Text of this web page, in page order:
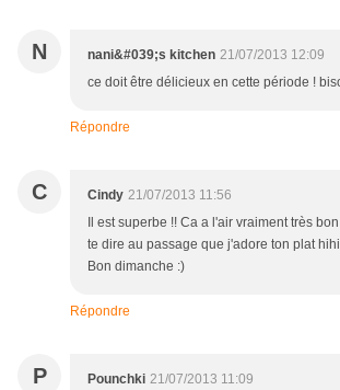
N nani&#039;s kitchen 21/07/2013 12:09
ce doit être délicieux en cette période !
Répondre
C Cindy 21/07/2013 11:56
Il est superbe !! Ca a l'air vraiment très
te dire au passage que j'adore ton plat
Bon dimanche :)
Répondre
P Pounchki 21/07/2013 11:09